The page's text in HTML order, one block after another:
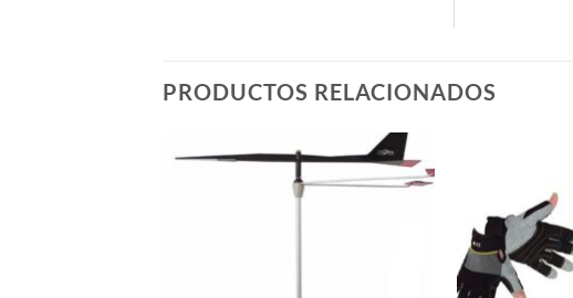
PRODUCTOS RELACIONADOS